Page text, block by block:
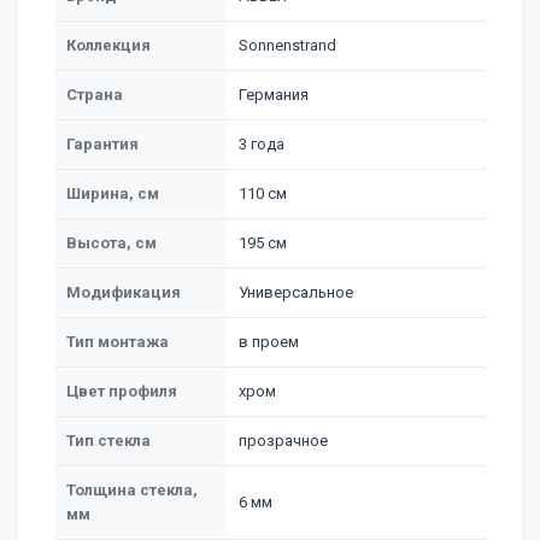
Коллекция Sonnenstrand
Страна Германия
Гарантия 3 года
Ширина, см 110 см
Высота, см 195 см
Модификация Универсальное
Тип монтажа в проем
Цвет профиля хром
Тип стекла прозрачное
Толщина стекла,
мм
6 мм